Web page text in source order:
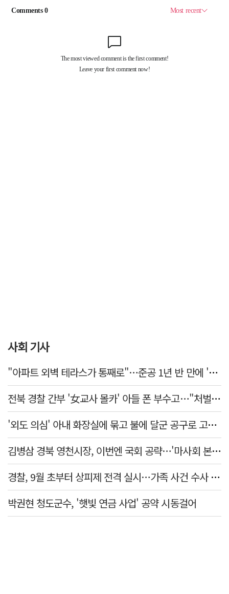
사회 기사
"아파트 외벽 테라스가 통째로"…준공 1년 반 만에 '아찔 사고'
전북 경찰 간부 '女교사 몰카' 아들 폰 부수고…"처벌 못하는 사안" 내부망에 글
'외도 의심' 아내 화장실에 묶고 불에 달군 공구로 고문…남편 검거
김병삼 경북 영천시장, 이번엔 국회 공략…'마사회 본사 이전·광역교통망 확충' 요청
경찰, 9월 초부터 상피제 전격 실시…가족 사건 수사 못해
박권현 청도군수, '햇빛 연금 사업' 공약 시동걸어